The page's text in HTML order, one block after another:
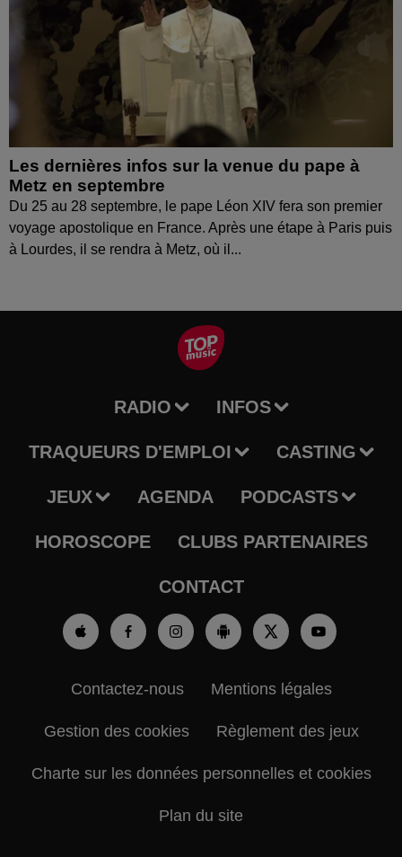
Les dernières infos sur la venue du pape à
Metz en septembre
Du 25 au 28 septembre, le pape Léon XIV fera son premier
voyage apostolique en France. Après une étape à Paris puis
à Lourdes, il se rendra à Metz, où il...
RADIO INFOS
TRAQUEURS D'EMPLOI CASTING
JEUX AGENDA PODCASTS
HOROSCOPE CLUBS PARTENAIRES
CONTACT
Contactez-nous Mentions légales
Gestion des cookies Règlement des jeux
Charte sur les données personnelles et cookies
Plan du site